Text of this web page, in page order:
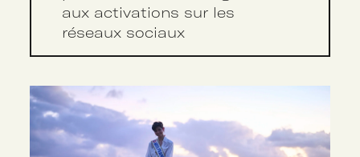
aux activations sur les
réseaux sociaux